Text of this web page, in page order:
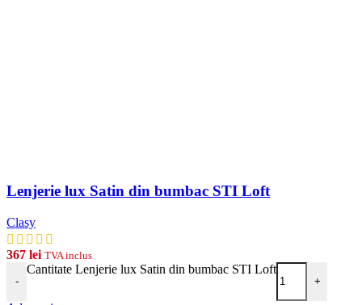
Lenjerie lux Satin din bumbac STI Loft
Clasy
367 lei TVA inclus
-
Cantitate Lenjerie lux Satin din bumbac STI Loft
+